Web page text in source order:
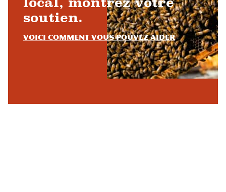
soutien.
Voici comment vous pouvez aider